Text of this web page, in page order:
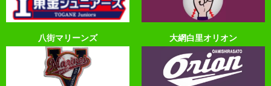
八街マリーンズ 大網白里オリオン